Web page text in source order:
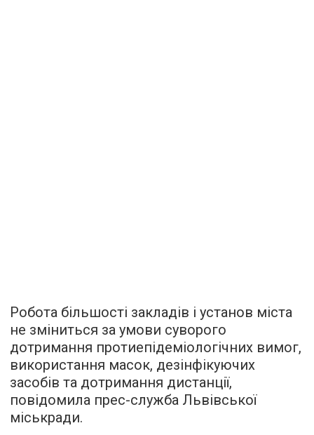
Робота більшості закладів і установ міста
не зміниться за умови суворого
дотримання протиепідеміологічних вимог,
використання масок, дезінфікуючих
засобів та дотримання дистанції,
повідомила прес-служба Львівської
міськради.